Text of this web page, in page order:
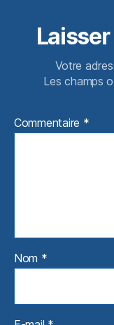
Votre
Les champs
Commentaire *
Nom *